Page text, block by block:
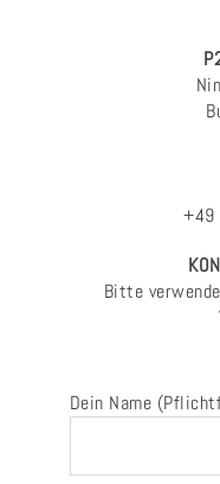
+49
Bitte
Dein Name